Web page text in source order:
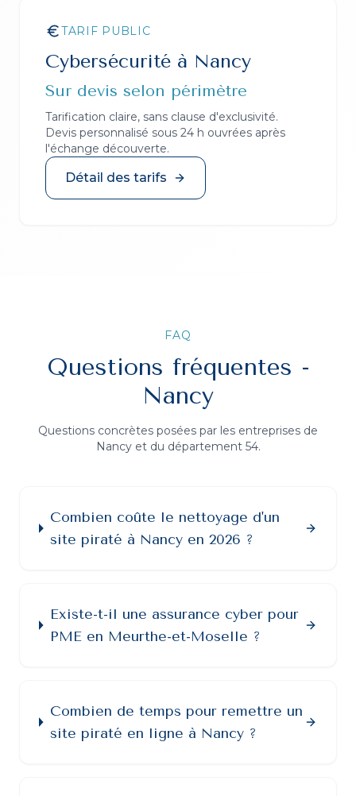
TARIF PUBLIC
Cybersécurité à Nancy
Sur devis selon périmètre
Tarification claire, sans clause d'exclusivité.
Devis personnalisé sous 24 h ouvrées après
l'échange découverte.
Détail des tarifs
FAQ
Questions fréquentes -
Nancy
Questions concrètes posées par les entreprises de
Nancyet du département 54.
Combien coûte le nettoyage d'un
site piraté à Nancy en 2026 ?
Existe-t-il une assurance cyber pour
PME en Meurthe-et-Moselle ?
Combien de temps pour remettre un
site piraté en ligne à Nancy ?